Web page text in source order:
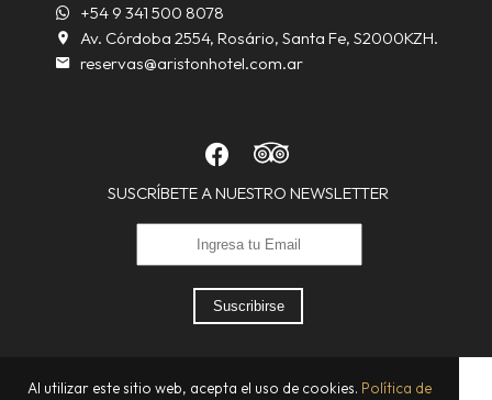
+54 9 341 500 8078
Av. Córdoba 2554, Rosário, Santa Fe, S2000KZH.
reservas@aristonhotel.com.ar
SUSCRÍBETE A NUESTRO NEWSLETTER
Suscribirse
Al utilizar este sitio web, acepta el uso de cookies. Política de